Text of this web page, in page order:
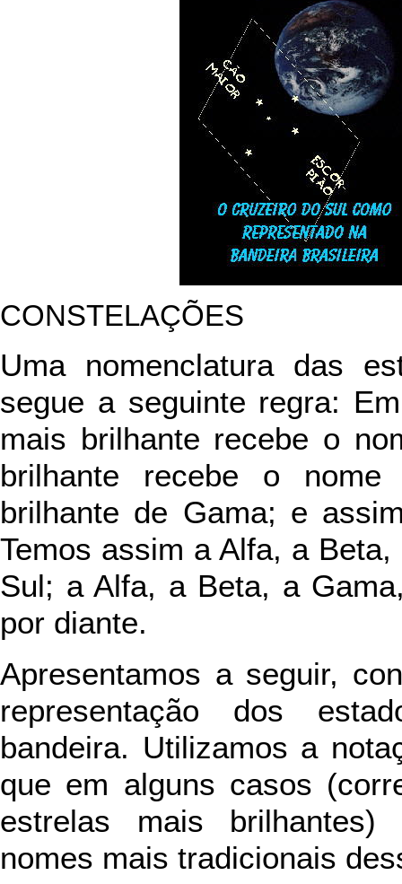
CONSTELAÇÕES
Uma nomenclatura das
segue a seguinte regra:
mais brilhante recebe o
brilhante recebe o
brilhante de Gama; e
Temos assim a Alfa, a
Sul; a Alfa, a Beta, a
por diante.
Apresentamos a seguir,
representação dos
bandeira. Utilizamos a
que em alguns casos
estrelas mais brilhantes)
nomes mais tradicionais